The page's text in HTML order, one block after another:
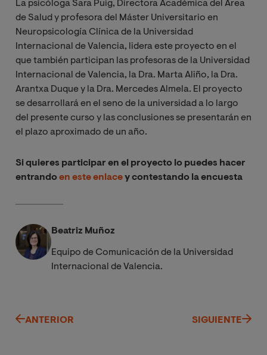
La psicóloga Sara Puig, Directora Académica del Área
de Salud y profesora del Máster Universitario en
Neuropsicología Clínica de la Universidad
Internacional de Valencia, lidera este proyecto en el
que también participan las profesoras de la Universidad
Internacional de Valencia, la Dra. Marta Aliño, la Dra.
Arantxa Duque y la Dra. Mercedes Almela. El proyecto
se desarrollará en el seno de la universidad a lo largo
del presente curso y las conclusiones se presentarán en
el plazo aproximado de un año.
Si quieres participar en el proyecto lo puedes hacer
entrandoen este enlacey contestando la encuesta
Beatriz Muñoz
Equipo de Comunicación de la Universidad
Internacional de Valencia.
ANTERIOR SIGUIENTE